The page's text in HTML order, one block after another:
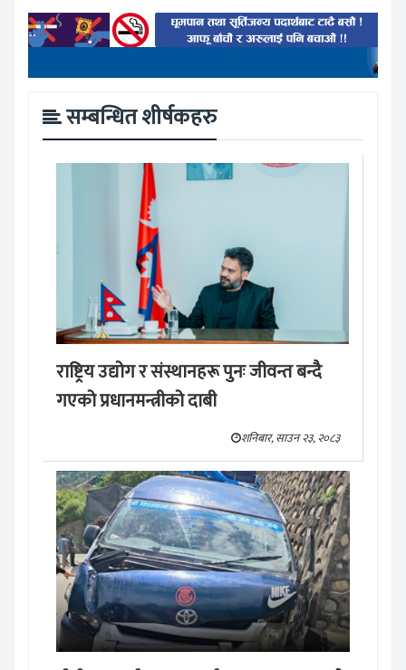
सम्बन्धित शीर्षकहरु
राष्ट्रिय उद्योग र संस्थानहरू पुनः जीवन्त बन्दै
गएको प्रधानमन्त्रीको दाबी
शनिबार, साउन २३, २०८३